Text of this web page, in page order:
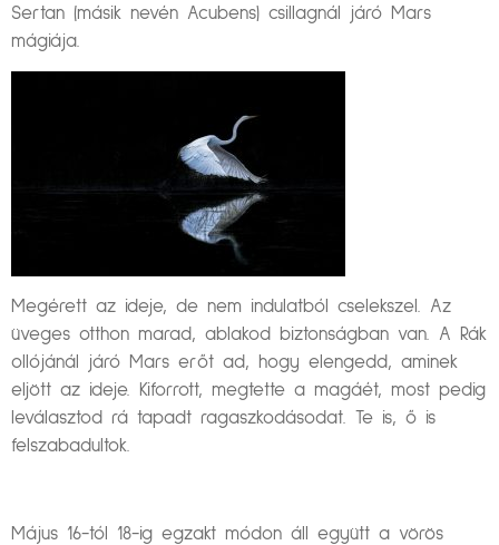
Sertan (másik nevén Acubens) csillagnál járó Mars
mágiája.
Megérett az ideje, de nem indulatból cselekszel. Az
üveges otthon marad, ablakod biztonságban van. A Rák
ollójánál járó Mars erőt ad, hogy elengedd, aminek
eljött az ideje. Kiforrott, megtette a magáét, most pedig
leválasztod rá tapadt ragaszkodásodat. Te is, ő is
felszabadultok.
Május 16-tól 18-ig egzakt módon áll együtt a vörös